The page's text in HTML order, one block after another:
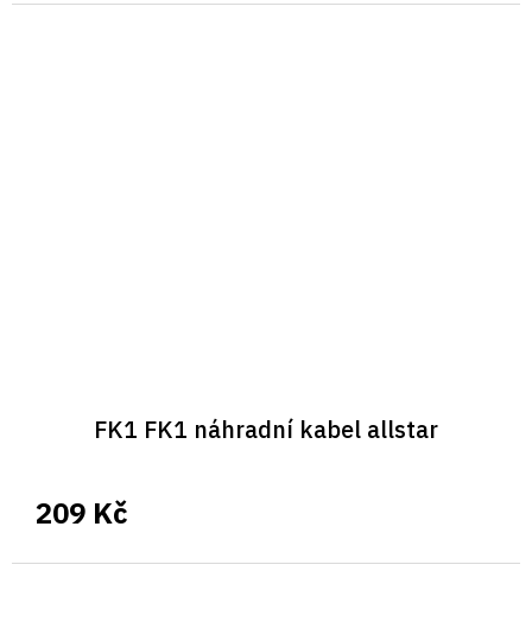
FK1 FK1 náhradní kabel allstar
209 Kč